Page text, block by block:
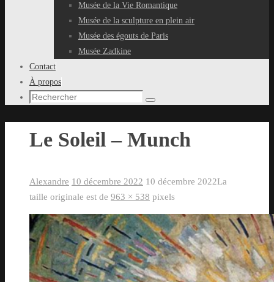
Musée de la Vie Romantique
Musée de la sculpture en plein air
Musée des égouts de Paris
Musée Zadkine
Contact
À propos
Recherche
Rechercher
Le Soleil – Munch
Alexandre 10 décembre 2022 10 décembre 2022La
taille originale est de 963 × 538 pixels